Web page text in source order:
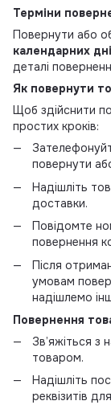
Терміни
Повернути або
календарних
деталі
Як повернути
Щоб здійснити
простих кроків:
повернути
Надішліть
доставки.
Повідомте
повернення
Після
умовам
надішлемо
Повернення
Зв’яжіться з
товаром.
Надішліть
реквізитів